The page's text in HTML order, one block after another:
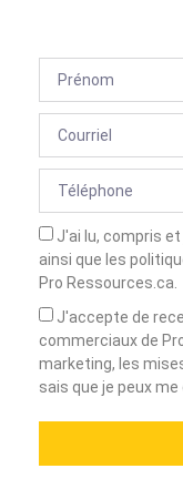
J'ai lu, compris
ainsi que les
Pro Ressources.ca.
J'accepte de
commerciaux de
marketing, les
sais que je peux